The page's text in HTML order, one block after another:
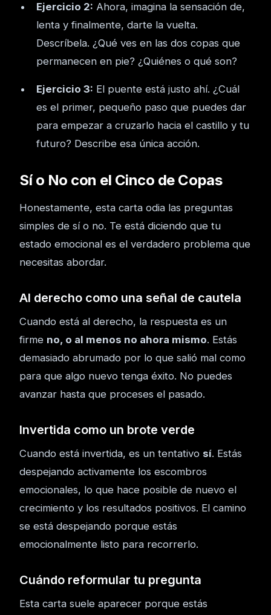
Ejercicio 2: Ahora, imagina la sensación de,
lenta y finalmente, darte la vuelta.
Descríbela. ¿Qué ves en las dos copas que
permanecen en pie? ¿Quiénes o qué son?
Ejercicio 3: El puente está justo ahí. ¿Cuál
es el primer, pequeño paso que puedes dar
para empezar a cruzarlo hacia el castillo y tu
futuro? Describe esa única acción.
Sí o No con el Cinco de Copas
Honestamente, esta carta odia las preguntas
simples de sí o no. Te está diciendo que tu
estado emocional es el verdadero problema que
necesitas abordar.
Al derecho como una señal de cautela
Cuando está al derecho, la respuesta es un
firme no, o al menos no ahora mismo. Estás
demasiado abrumado por lo que salió mal como
para que algo nuevo tenga éxito. No puedes
avanzar hasta que proceses el pasado.
Invertida como un brote verde
Cuando está invertida, es un tentativo sí. Estás
despejando activamente los escombros
emocionales, lo que hace posible de nuevo el
crecimiento y los resultados positivos. El camino
se está despejando porque estás
emocionalmente listo para recorrerlo.
Cuándo reformular tu pregunta
Esta carta suele aparecer porque estás